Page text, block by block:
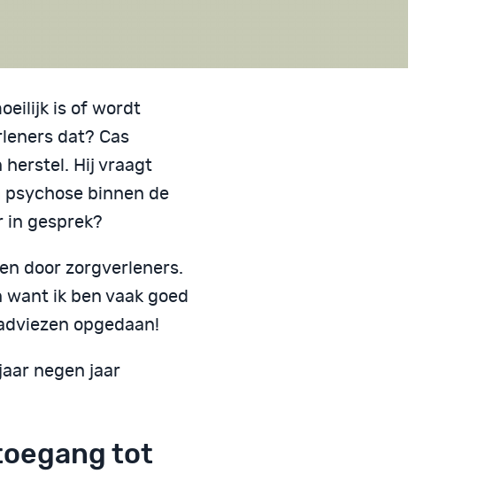
is of wordt
dat? Cas
herstel. Hij vraagt
binnen de
in gesprek?
door zorgverleners.
want ik ben vaak goed
opgedaan!
negen jaar
tot